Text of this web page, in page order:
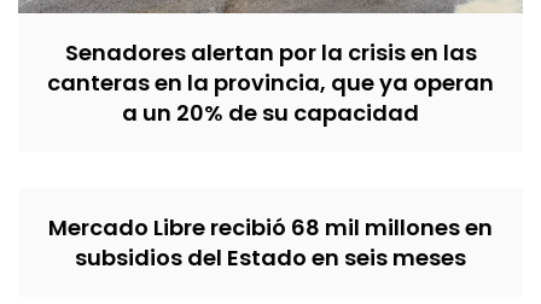
Senadores alertan por la crisis en las
canteras en la provincia, que ya operan
a un 20% de su capacidad
Mercado Libre recibió 68 mil millones en
subsidios del Estado en seis meses